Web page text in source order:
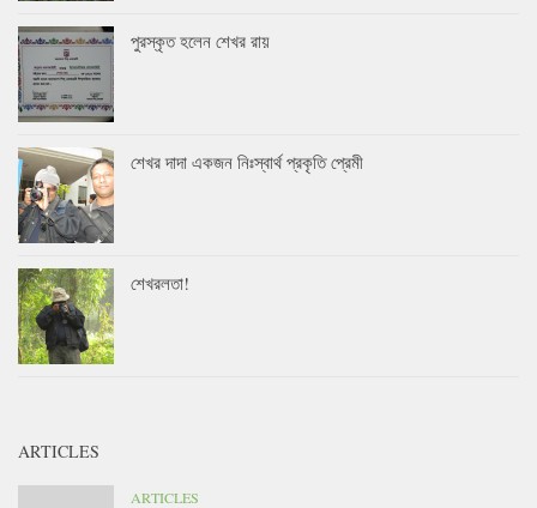
পুরস্কৃত হলেন শেখর রায়
শেখর দাদা একজন নিঃস্বার্থ প্রকৃতি প্রেমী
শেখরলতা!
ARTICLES
ARTICLES